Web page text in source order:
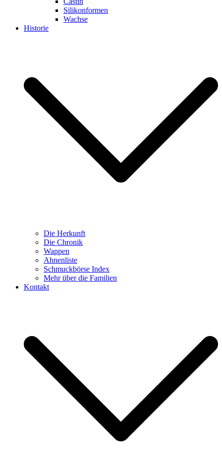
Silikonformen
Wachse
Historie
Die Herkunft
Die Chronik
Wappen
Ahnenliste
Schmuckbörse Index
Mehr über die Familien
Kontakt